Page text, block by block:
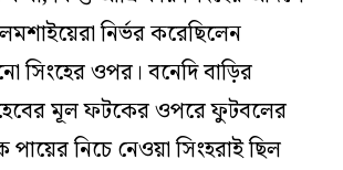
নির্ভর করেছিলেন
সিংহের ওপর। বনেদি বাড়ির
মূল ফটকের ওপরে ফুটবলের
নিচে নেওয়া সিংহরাই ছিল